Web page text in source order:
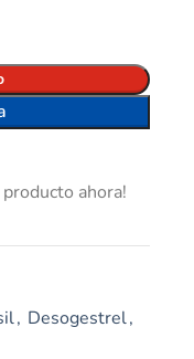
ahora!
, Desogestrel,